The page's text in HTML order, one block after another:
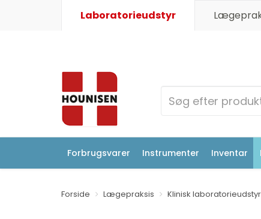
Laboratorieudstyr
Forbrugsvarer Instrumenter Inventar
Forside Lægepraksis Klinisk laboratorieudstyr